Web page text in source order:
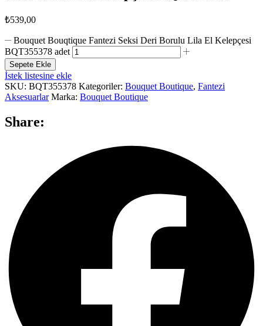
₺539,00
Bouquet Bouqtique Fantezi Seksi Deri Borulu Lila El Kelepçesi
BQT355378 adet
Sepete Ekle
İstek listesine ekle
SKU: BQT355378 Kategoriler: Bouquet Boutique, Fantezi
Aksesuarlar Marka: Bouquet Boutique
Share: